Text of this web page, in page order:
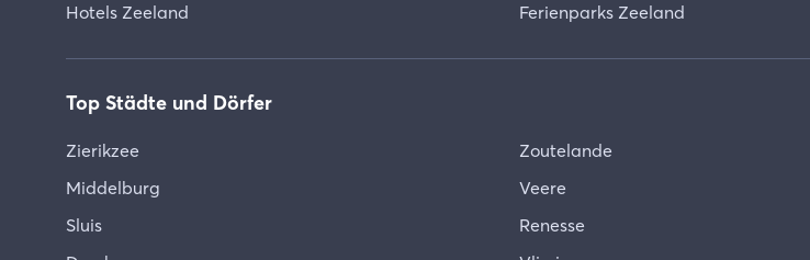
Hotels Zeeland
Ferienparks Zeeland
Top Städte und Dörfer
Zierikzee
Middelburg
Sluis
Zoutelande
Veere
Renesse